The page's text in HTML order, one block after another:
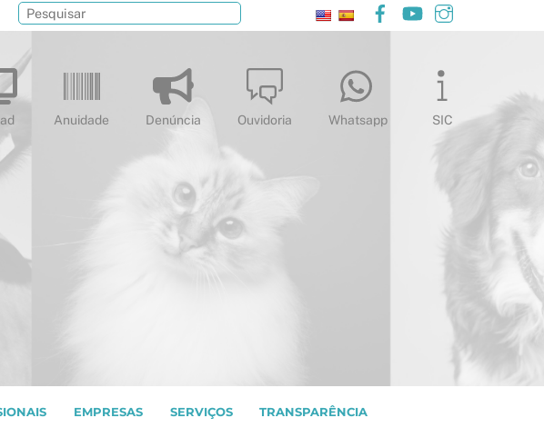
Facebook
YouTube
Anuidade Denúncia Ouvidoria Whatsapp SIC
EMPRESAS SERVIÇOS TRANSPARÊNCIA